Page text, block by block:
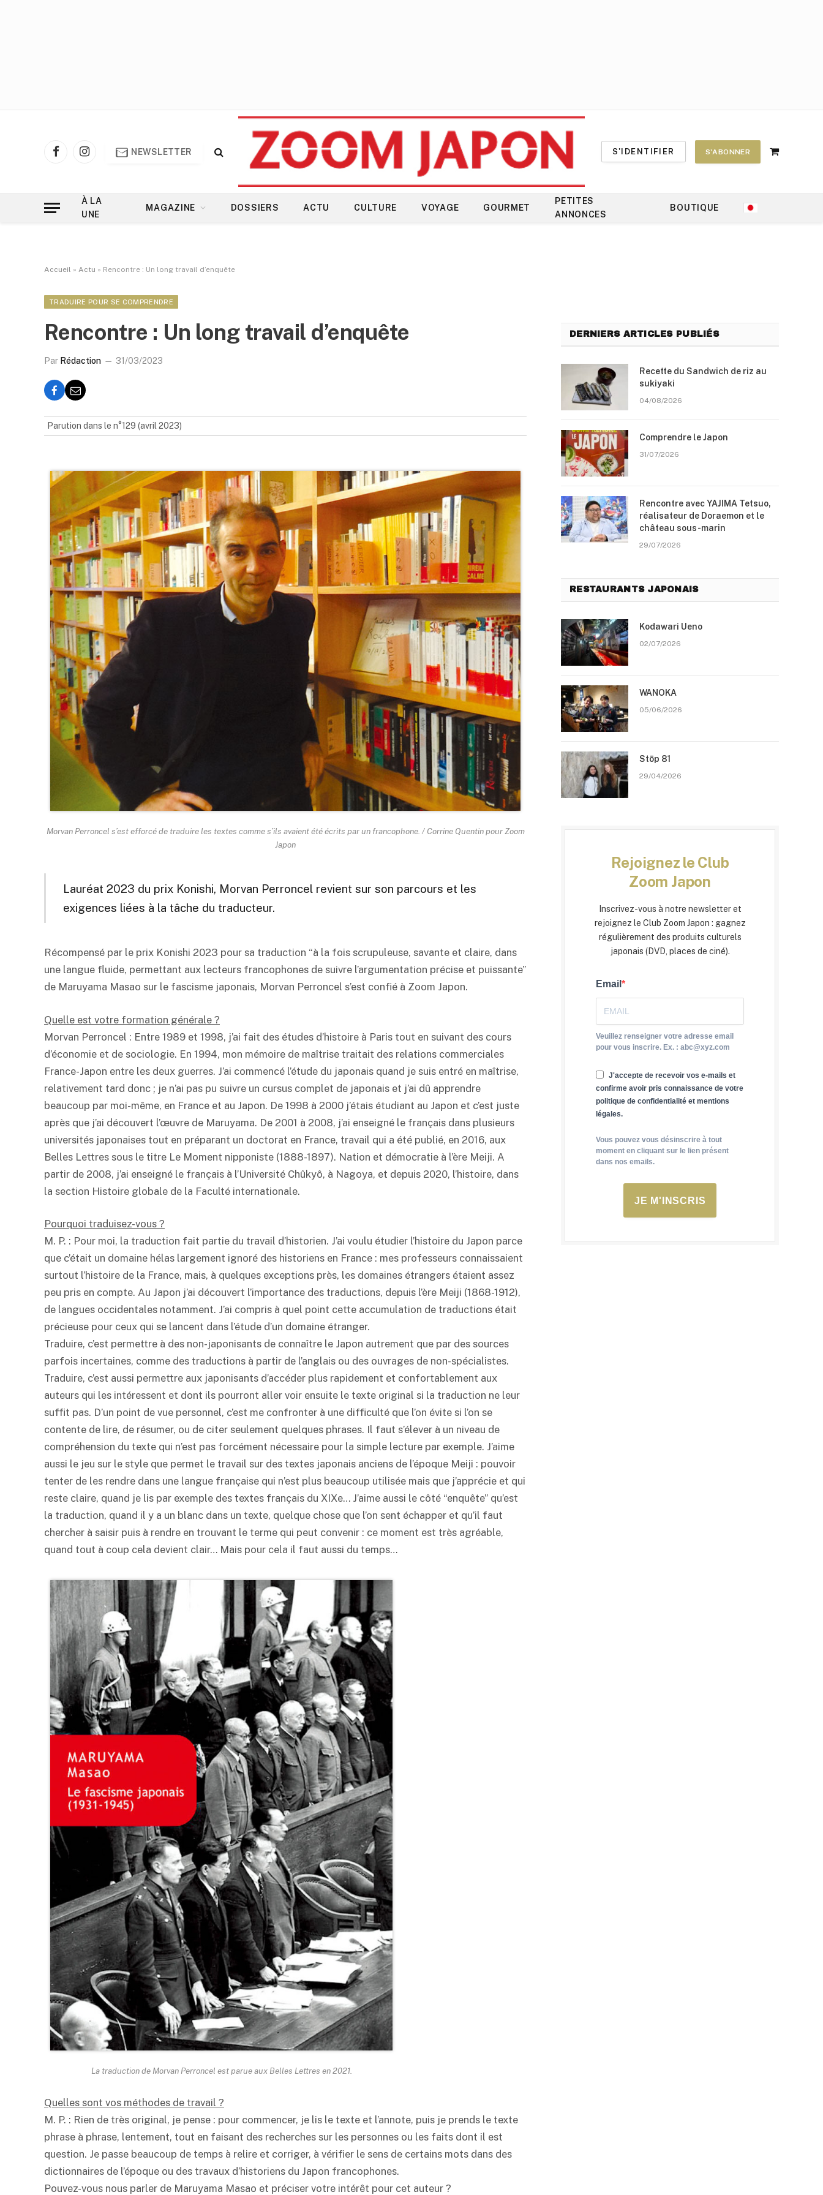
FacebookInstagram
NEWSLETTER S'IDENTIFIER S'ABONNER
Shopping
À LA
UNE
MAGAZINE DOSSIERS ACTU CULTURE VOYAGE GOURMET
PETITES
ANNONCES
BOUTIQUE
Accueil » Actu » Rencontre : Un long travail d’enquête
TRADUIRE POUR SE COMPRENDRE
Rencontre : Un long travail d’enquête
Par Rédaction 31/03/2023
Parution dans le n°129 (avril 2023)
Morvan Perroncel s’est efforcé de traduire les textes comme s’ils avaient été écrits par un francophone. / Corrine Quentin pour Zoom
Japon
Lauréat 2023 du prix Konishi, Morvan Perroncel revient sur son parcours et les
exigences liées à la tâche du traducteur.
Récompensé par le prix Konishi 2023 pour sa traduction “à la fois scrupuleuse, savante et claire, dans
une langue fluide, permettant aux lecteurs francophones de suivre l’argumentation précise et puissante”
de Maruyama Masao sur le fascisme japonais, Morvan Perroncel s’est confié à Zoom Japon.
Quelle est votre formation générale ?
Morvan Perroncel : Entre 1989 et 1998, j’ai fait des études d’histoire à Paris tout en suivant des cours
d’économie et de sociologie. En 1994, mon mémoire de maîtrise traitait des relations commerciales
France-Japon entre les deux guerres. J’ai commencé l’étude du japonais quand je suis entré en maîtrise,
relativement tard donc ; je n’ai pas pu suivre un cursus complet de japonais et j’ai dû apprendre
beaucoup par moi-même, en France et au Japon. De 1998 à 2000 j’étais étudiant au Japon et c’est juste
après que j’ai découvert l’œuvre de Maruyama. De 2001 à 2008, j’ai enseigné le français dans plusieurs
universités japonaises tout en préparant un doctorat en France, travail qui a été publié, en 2016, aux
Belles Lettres sous le titre Le Moment nipponiste (1888-1897). Nation et démocratie à l’ère Meiji. A
partir de 2008, j’ai enseigné le français à l’Université Chûkyô, à Nagoya, et depuis 2020, l’histoire, dans
la section Histoire globale de la Faculté internationale.
Pourquoi traduisez-vous ?
M. P. : Pour moi, la traduction fait partie du travail d’historien. J’ai voulu étudier l’histoire du Japon parce
que c’était un domaine hélas largement ignoré des historiens en France : mes professeurs connaissaient
surtout l’histoire de la France, mais, à quelques exceptions près, les domaines étrangers étaient assez
peu pris en compte. Au Japon j’ai découvert l’importance des traductions, depuis l’ère Meiji (1868-1912),
de langues occidentales notamment. J’ai compris à quel point cette accumulation de traductions était
précieuse pour ceux qui se lancent dans l’étude d’un domaine étranger.
Traduire, c’est permettre à des non-japonisants de connaître le Japon autrement que par des sources
parfois incertaines, comme des traductions à partir de l’anglais ou des ouvrages de non-spécialistes.
Traduire, c’est aussi permettre aux japonisants d’accéder plus rapidement et confortablement aux
auteurs qui les intéressent et dont ils pourront aller voir ensuite le texte original si la traduction ne leur
suffit pas. D’un point de vue personnel, c’est me confronter à une difficulté que l’on évite si l’on se
contente de lire, de résumer, ou de citer seulement quelques phrases. Il faut s’élever à un niveau de
compréhension du texte qui n’est pas forcément nécessaire pour la simple lecture par exemple. J’aime
aussi le jeu sur le style que permet le travail sur des textes japonais anciens de l’époque Meiji : pouvoir
tenter de les rendre dans une langue française qui n’est plus beaucoup utilisée mais que j’apprécie et qui
reste claire, quand je lis par exemple des textes français du XIXe… J’aime aussi le côté “enquête” qu’est
la traduction, quand il y a un blanc dans un texte, quelque chose que l’on sent échapper et qu’il faut
chercher à saisir puis à rendre en trouvant le terme qui peut convenir : ce moment est très agréable,
quand tout à coup cela devient clair… Mais pour cela il faut aussi du temps…
La traduction de Morvan Perroncel est parue aux Belles Lettres en 2021.
Quelles sont vos méthodes de travail ?
M. P. : Rien de très original, je pense : pour commencer, je lis le texte et l’annote, puis je prends le texte
phrase à phrase, lentement, tout en faisant des recherches sur les personnes ou les faits dont il est
question. Je passe beaucoup de temps à relire et corriger, à vérifier le sens de certains mots dans des
dictionnaires de l’époque ou des travaux d’historiens du Japon francophones.
Pouvez-vous nous parler de Maruyama Masao et préciser votre intérêt pour cet auteur ?
DERNIERS ARTICLES PUBLIÉS
Recette du Sandwich de riz au
sukiyaki
04/08/2026
Comprendre le Japon
31/07/2026
Rencontre avec YAJIMA Tetsuo,
réalisateur de Doraemon et le
château sous-marin
29/07/2026
RESTAURANTS JAPONAIS
Kodawari Ueno
02/07/2026
WANOKA
05/06/2026
Stōp 81
29/04/2026
Rejoignez le Club
Zoom Japon
Inscrivez-vous à notre newsletter et
rejoignez le Club Zoom Japon : gagnez
régulièrement des produits culturels
japonais (DVD, places de ciné).
Email
Veuillez renseigner votre adresse email
pour vous inscrire. Ex. : abc@xyz.com
J'accepte de recevoir vos e-mails et
confirme avoir pris connaissance de votre
politique de confidentialité et mentions
légales.
Vous pouvez vous désinscrire à tout
moment en cliquant sur le lien présent
dans nos emails.
JE M'INSCRIS